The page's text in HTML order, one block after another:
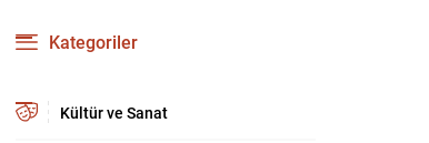
Kategoriler
Kültür ve Sanat